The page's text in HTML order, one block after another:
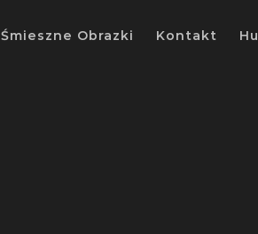
Śmieszne Obrazki Kontakt